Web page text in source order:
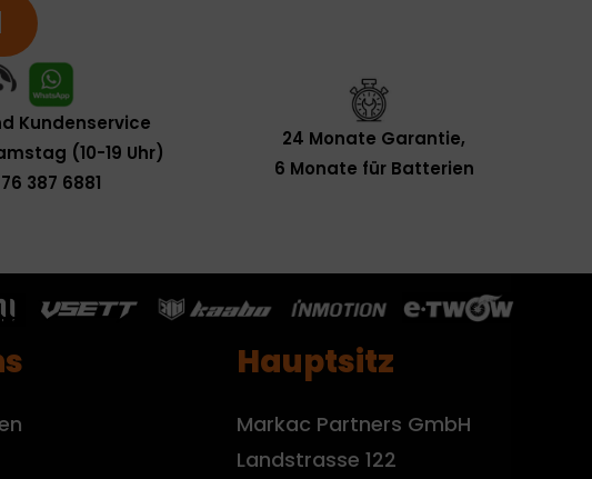
Kundenservice
(10-19 Uhr)
387 6881
24 Monate Garantie,
6 Monate für Batterien
Hauptsitz
Markac Partners GmbH
Landstrasse 122